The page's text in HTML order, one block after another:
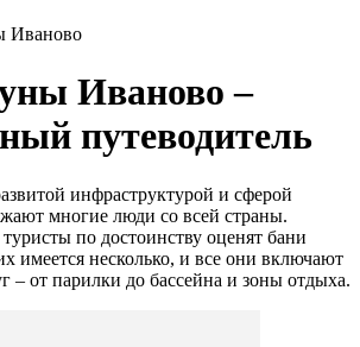
Иваново
Иваново –
путеводитель
инфраструктурой и сферой
многие люди со всей страны.
по достоинству оценят бани
имеется несколько, и все они включают
– от парилки до бассейна и зоны отдыха.